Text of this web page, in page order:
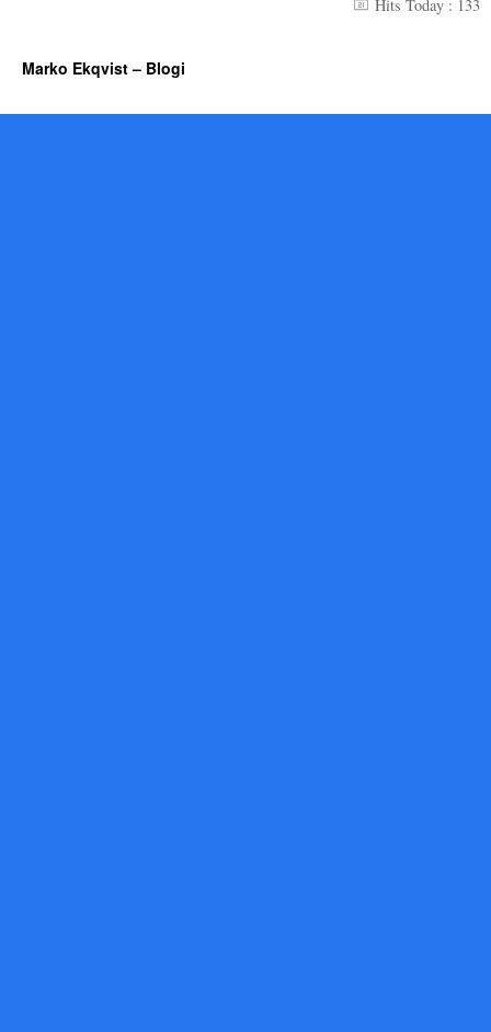
Hits Today : 133
Marko Ekqvist – Blogi